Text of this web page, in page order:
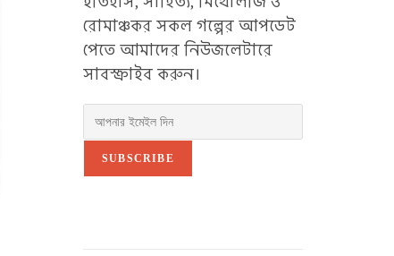
রোমাঞ্চকর সকল গল্পের আপডেট
পেতে আমাদের নিউজলেটারে
সাবস্ক্রাইব করুন।
SUBSCRIBE